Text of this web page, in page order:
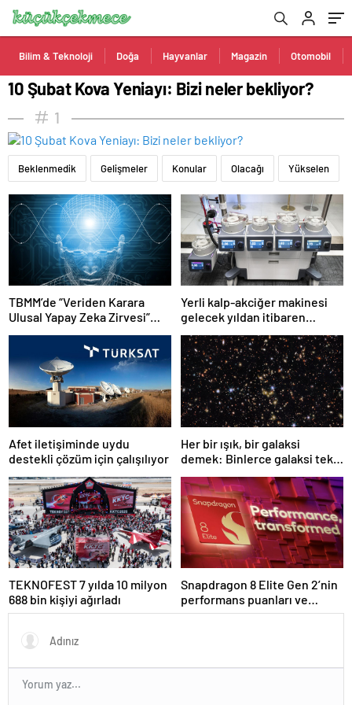
Bilim & Teknoloji Doğa Hayvanlar Magazin Otomobil
10 Şubat Kova Yeniayı: Bizi neler bekliyor?
1
Beklenmedik Gelişmeler Konular Olacağı Yükselen
TBMM’de “Veriden Karara
Ulusal Yapay Zeka Zirvesi”
başladı
Yerli kalp-akciğer makinesi
gelecek yıldan itibaren
kullanılacak
Afet iletişiminde uydu
destekli çözüm için çalışılıyor
Her bir ışık, bir galaksi
demek: Binlerce galaksi tek
karede görüntülendi
TEKNOFEST 7 yılda 10 milyon
688 bin kişiyi ağırladı
Snapdragon 8 Elite Gen 2’nin
performans puanları ve
özellikleri ortaya çıktı